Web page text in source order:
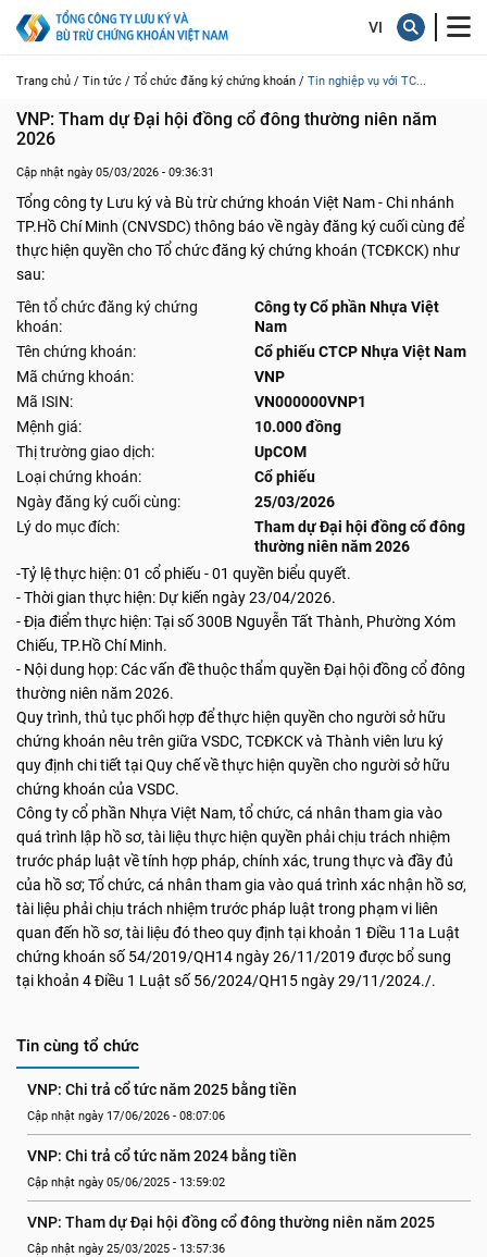
Trang chủ / Tin tức / Tổ chức đăng ký chứng khoán / Tin nghiệp vụ với TC...
VNP: Tham dự Đại hội đồng cổ đông thường niên năm
2026
Cập nhật ngày 05/03/2026 - 09:36:31
Tổng công ty Lưu ký và Bù trừ chứng khoán Việt Nam - Chi nhánh
TP.Hồ Chí Minh (CNVSDC) thông báo về ngày đăng ký cuối cùng để
thực hiện quyền cho Tổ chức đăng ký chứng khoán (TCĐKCK) như
sau:
Tên tổ chức đăng ký chứng
khoán:
Công ty Cổ phần Nhựa Việt
Nam
Tên chứng khoán:
Cổ phiếu CTCP Nhựa Việt Nam
Mã chứng khoán:
VNP
Mã ISIN:
VN000000VNP1
Mệnh giá:
10.000 đồng
Thị trường giao dịch:
UpCOM
Loại chứng khoán:
Cổ phiếu
Ngày đăng ký cuối cùng:
25/03/2026
Lý do mục đích:
Tham dự Đại hội đồng cổ đông
thường niên năm 2026
-Tỷ lệ thực hiện: 01 cổ phiếu - 01 quyền biểu quyết.
- Thời gian thực hiện: Dự kiến ngày 23/04/2026.
- Địa điểm thực hiện: Tại số 300B Nguyễn Tất Thành, Phường Xóm
Chiếu, TP.Hồ Chí Minh.
- Nội dung họp: Các vấn đề thuộc thẩm quyền Đại hội đồng cổ đông
thường niên năm 2026.
Quy trình, thủ tục phối hợp để thực hiện quyền cho người sở hữu
chứng khoán nêu trên giữa VSDC, TCĐKCK và Thành viên lưu ký
quy định chi tiết tại Quy chế về thực hiện quyền cho người sở hữu
chứng khoán của VSDC.
Công ty cổ phần Nhựa Việt Nam, tổ chức, cá nhân tham gia vào
quá trình lập hồ sơ, tài liệu thực hiện quyền phải chịu trách nhiệm
trước pháp luật về tính hợp pháp, chính xác, trung thực và đầy đủ
của hồ sơ; Tổ chức, cá nhân tham gia vào quá trình xác nhận hồ sơ,
tài liệu phải chịu trách nhiệm trước pháp luật trong phạm vi liên
quan đến hồ sơ, tài liệu đó theo quy định tại khoản 1 Điều 11a Luật
chứng khoán số 54/2019/QH14 ngày 26/11/2019 được bổ sung
tại khoản 4 Điều 1 Luật số 56/2024/QH15 ngày 29/11/2024./.
Tin cùng tổ chức
VNP: Chi trả cổ tức năm 2025 bằng tiền
Cập nhật ngày 17/06/2026 - 08:07:06
VNP: Chi trả cổ tức năm 2024 bằng tiền
Cập nhật ngày 05/06/2025 - 13:59:02
VNP: Tham dự Đại hội đồng cổ đông thường niên năm 2025
Cập nhật ngày 25/03/2025 - 13:57:36